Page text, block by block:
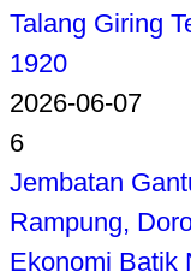
Talang Giring
1920
2026-06-07
6
Jembatan
Rampung,
Ekonomi Batik